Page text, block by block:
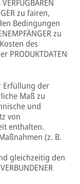
zu fairen,
Bedingungen
zu
des
PRODUKTDATEN
Erfüllung der
Maß zu
und
von
enthalten.
(z. B.
gleichzeitig den